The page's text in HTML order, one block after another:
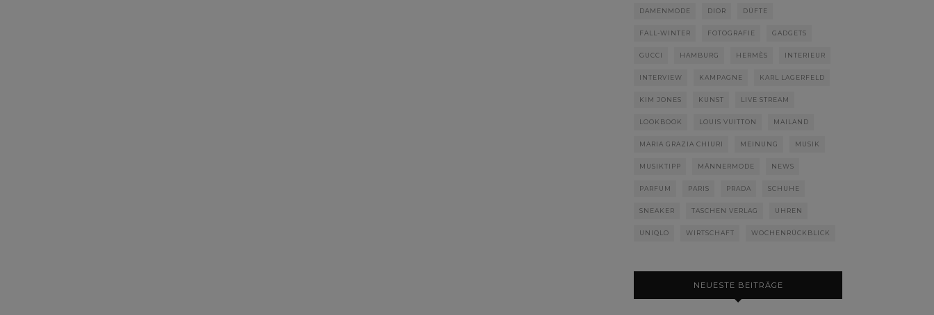
DAMENMODE DIOR DÜFTE
FALL-WINTER FOTOGRAFIE GADGETS
GUCCI HAMBURG HERMÈS INTERIEUR
INTERVIEW KAMPAGNE KARL LAGERFELD
KIM JONES KUNST LIVE STREAM
LOOKBOOK LOUIS VUITTON MAILAND
MARIA GRAZIA CHIURI MEINUNG MUSIK
MUSIKTIPP MÄNNERMODE NEWS
PARFUM PARIS PRADA SCHUHE
SNEAKER TASCHEN VERLAG UHREN
UNIQLO WIRTSCHAFT WOCHENRÜCKBLICK
NEUESTE BEITRÄGE